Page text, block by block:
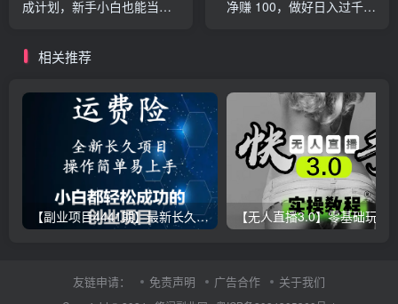
成计划，新手小白也能当天
净赚 100，做好日入过千，
相关推荐
【副业项目4441期】最新长久稳定暴利项目，运费险全新玩法，日赚1000（包含详细教程，全程指导）
友链申请： 免责声明 广告合作 关于我们